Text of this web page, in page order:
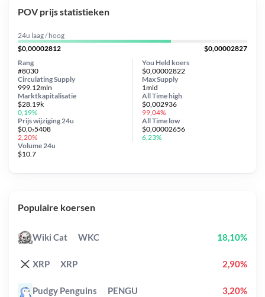
POV prijs statistieken
24u laag / hoog
$0,00002812
$0,00002827
You Held koers
$0,00002822
Circulating Supply
999.12mln
Prijs wijziging 24u
$0,0₇5408
2,20%
Max Supply
1mld
Marktkapitalisatie
$28.19k
0,19%
Volume 24u
$10.7
Rang
#8030
All Timehigh
$0,002936
99,04%
All Time low
$0,00002656
6,23%
Populaire koersen
Wiki Cat WKC 18,10%
XRP XRP 2,90%
Pudgy Penguins PENGU 3,20%